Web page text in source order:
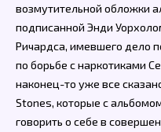
возмутительной обложки
подписанной Энди
Ричардса, имевшего дело
по борьбе с наркотиками
наконец-то уже все
Stones, которые с
говорить о себе в